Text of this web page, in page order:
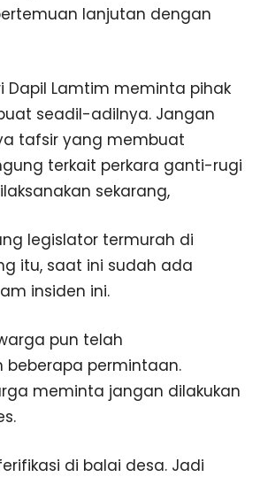
lanjutan dengan
Dapil Lamtim meminta pihak
seadil-adilnya. Jangan
tafsir yang membuat
terkait perkara ganti-rugi
sekarang,
legislator termurah di
itu, saat ini sudah ada
insiden ini.
pun telah
beberapa permintaan.
meminta jangan dilakukan
di balai desa. Jadi